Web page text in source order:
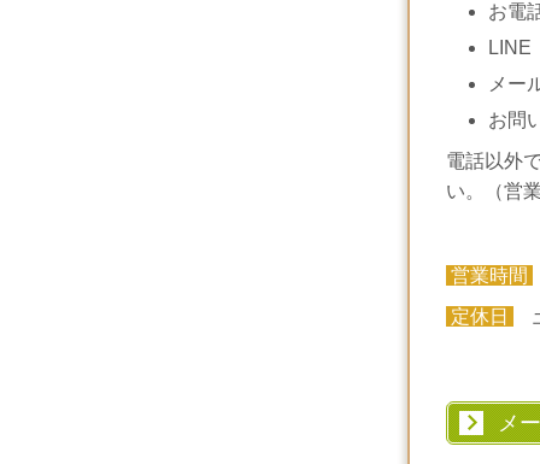
お電
LINE
メー
お問
電話以外
い。（営
営業時間
定休日
メ